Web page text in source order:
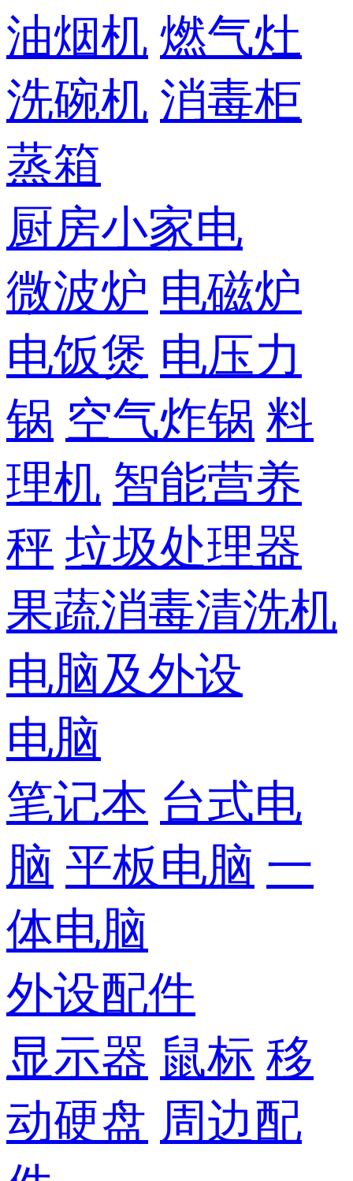
油烟机 燃气灶
洗碗机 消毒柜
蒸箱
厨房小家电
微波炉 电磁炉
电饭煲 电压力
锅 空气炸锅 料
理机 智能营养
秤 垃圾处理器
果蔬消毒清洗机
电脑及外设
电脑
笔记本 台式电
脑 平板电脑 一
体电脑
外设配件
显示器 鼠标 移
动硬盘 周边配